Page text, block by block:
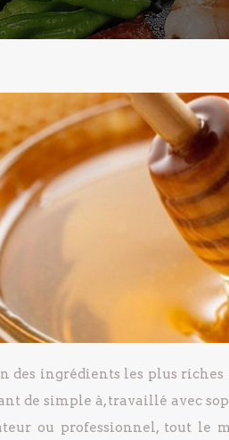
des ingrédients les plus
de simple à, travaillé avec
ou professionnel, tout le